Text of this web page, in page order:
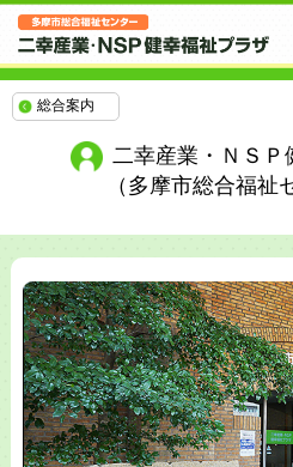
総合案内
二幸産業・ＮＳＰ
（多摩市総合福祉